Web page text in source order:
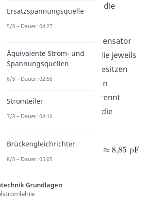
deren Abstand und
ist die
Sagen wir der Plattenkondensator
besteht aus zwei Platten, die jeweils
eine Fläche
besitzen
und voneinander durch den
Abstand
getrennt
sind. Dann erhältst du für die
Ersatzspannungsquelle
5/8 – Dauer: 04:27
Äquivalente Strom- und
Spannungsquellen
6/8 – Dauer: 02:56
Stromteiler
7/8 – Dauer: 04:16
Brückengleichrichter
8/8 – Dauer: 05:05
Grundlagen